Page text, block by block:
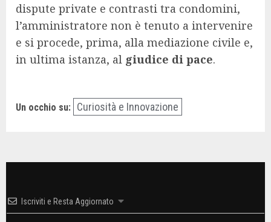
dispute private e contrasti tra condomini,
l’amministratore non è tenuto a intervenire
e si procede, prima, alla mediazione civile e,
in ultima istanza, al giudice di pace.
Un occhio su: Curiosità e Innovazione
Iscriviti e Resta Aggiornato